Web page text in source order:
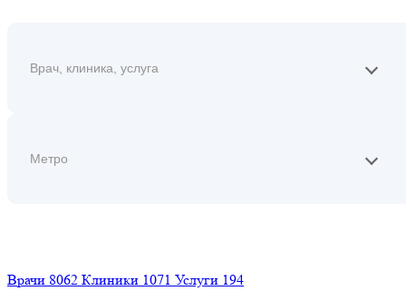
Врачи 8062 Клиники 1071 Услуги 194